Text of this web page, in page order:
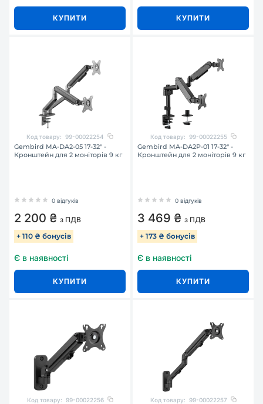
КУПИТИ КУПИТИ
Код товару: 99-00022254
Gembird MA-DA2-05 17-32" -
Кронштейн для 2 моніторів 9 кг
0 відгуків
2 200 ₴ з ПДВ
+ 110 ₴ бонусів
Є в наявності
КУПИТИ
Код товару: 99-00022255
Gembird MA-DA2P-01 17-32" -
Кронштейн для 2 моніторів 9 кг
0 відгуків
3 469 ₴ з ПДВ
+ 173 ₴ бонусів
Є в наявності
КУПИТИ
Код товару: 99-00022256 Код товару: 99-00022257